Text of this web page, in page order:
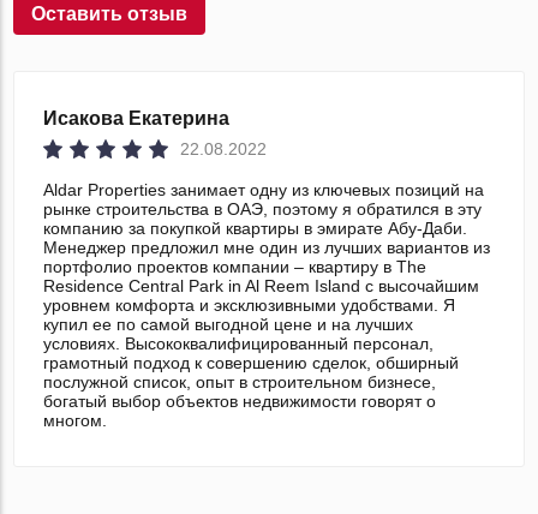
Оставить отзыв
Исакова Екатерина
22.08.2022
Aldar Properties занимает одну из ключевых позиций на
рынке строительства в ОАЭ, поэтому я обратился в эту
компанию за покупкой квартиры в эмирате Абу-Даби.
Менеджер предложил мне один из лучших вариантов из
портфолио проектов компании – квартиру в The
Residence Central Park in Al Reem Island с высочайшим
уровнем комфорта и эксклюзивными удобствами. Я
купил ее по самой выгодной цене и на лучших
условиях. Высококвалифицированный персонал,
грамотный подход к совершению сделок, обширный
послужной список, опыт в строительном бизнесе,
богатый выбор объектов недвижимости говорят о
многом.